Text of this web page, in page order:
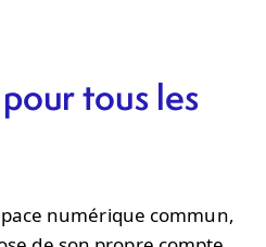
tous les
numérique commun,